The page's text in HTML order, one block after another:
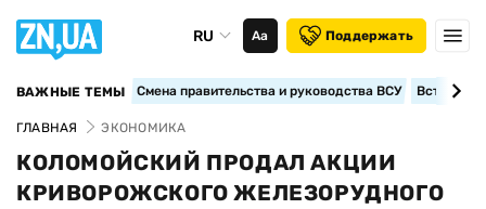
RU Аа Поддержать
ВАЖНЫЕ ТЕМЫ Смена правительства и руководства ВСУ
ГЛАВНАЯ ЭКОНОМИКА
КОЛОМОЙСКИЙ ПРОДАЛ АКЦИИ
КРИВОРОЖСКОГО ЖЕЛЕЗОРУДНОГО